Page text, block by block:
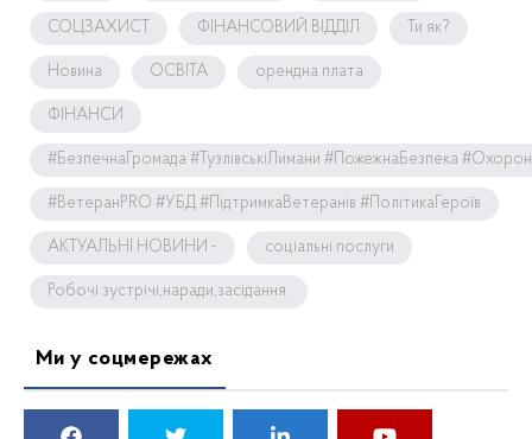
СОЦЗАХИСТ ФІНАНСОВИЙ ВІДДІЛ Ти як?
Новина ОСВІТА орендна плата
ФІНАНСИ
#БезпечнаГромада #ТузлівськіЛимани #ПожежнаБезпека
#ВетеранPRO #УБД #ПідтримкаВетеранів #ПолітикаГероїв
АКТУАЛЬНІ НОВИНИ - соціальні послуги
Робочі зустрічі,наради,засідання.
Ми у соцмережах